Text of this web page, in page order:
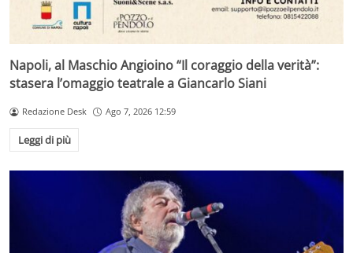
Napoli, al Maschio Angioino “Il coraggio della verità”:
stasera l’omaggio teatrale a Giancarlo Siani
Redazione Desk Ago 7, 2026 12:59
Leggi di più